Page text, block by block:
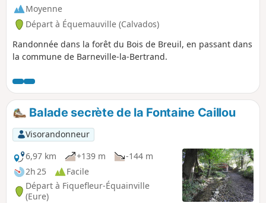
Moyenne
Départ à Équemauville (Calvados)
Randonnée dans la forêt du Bois de Breuil, en passant dans
la commune de Barneville-la-Bertrand.
Balade secrète de la Fontaine Caillou
Visorandonneur
6,97 km
+139 m
-144 m
2h 25
Facile
Départ à Fiquefleur-Équainville
(Eure)